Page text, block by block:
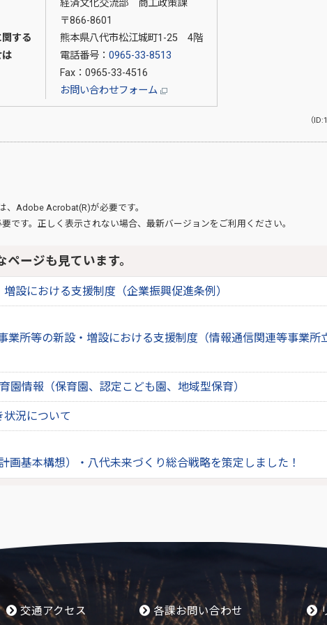
する
は
経済文化交流部 商工政策課
〒866-8601
熊本県八代市松江城町1-25 4階
電話番号： 0965-33-8513
Fax：0965-33-4516
お問い合わせフォーム
（
、 Adobe Acrobat(R)が必要です。
です。正しく表示されない場合、最新バージョンをご利用ください。
ージも見ています。
設における支援制度（企業振興促進条例）
業所等の新設・増設における支援制度（情報通信関連等事業所
情報（保育園、認定こども園、地域型保育）
況について
画基本構想）・八代未来づくり総合戦略を策定しました！
交通アクセス 各課お問い合わせ